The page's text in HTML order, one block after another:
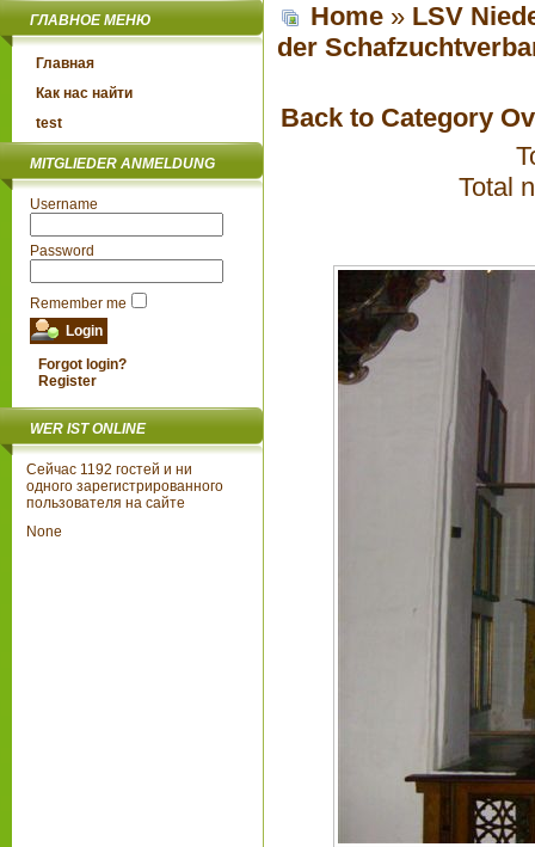
ГЛАВНОЕ МЕНЮ
Главная
Как нас найти
test
MITGLIEDER ANMELDUNG
Username
Password
Remember me
Forgot login?
Register
WER IST ONLINE
Сейчас 1192 гостей и ни
одного зарегистрированного
пользователя на сайте
None
Home » LSV
der
Back to Category
Total